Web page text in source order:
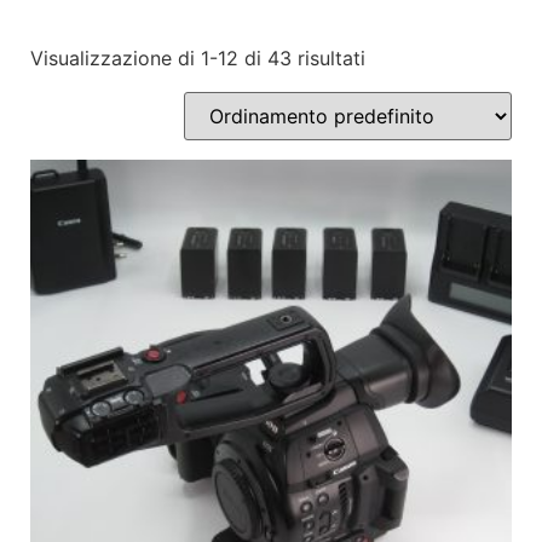
Visualizzazione di 1-12 di 43 risultati